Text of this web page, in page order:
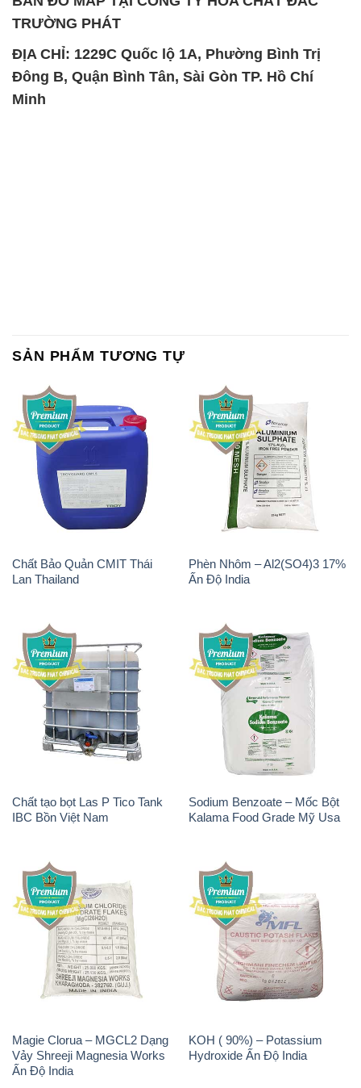
TRƯỜNG PHÁT
ĐỊA CHỈ: 1229C Quốc lộ 1A, Phường Bình Trị
Đông B, Quận Bình Tân, Sài Gòn TP. Hồ Chí
Minh
SẢN PHẨM TƯƠNG TỰ
Chất Bảo Quản CMIT Thái
Lan Thailand
Phèn Nhôm – Al2(SO4)3 17%
Ấn Độ India
Chất tạo bọt Las P Tico Tank
IBC Bồn Việt Nam
Sodium Benzoate – Mốc Bột
Kalama Food Grade Mỹ Usa
Magie Clorua – MGCL2 Dạng
Vảy Shreeji Magnesia Works
Ấn Độ India
KOH ( 90%) – Potassium
Hydroxide Ấn Độ India